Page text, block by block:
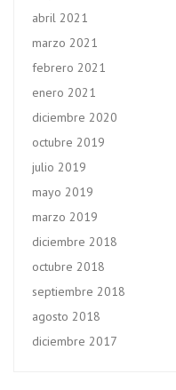
abril 2021
marzo 2021
febrero 2021
enero 2021
diciembre 2020
octubre 2019
julio 2019
mayo 2019
marzo 2019
diciembre 2018
octubre 2018
septiembre 2018
agosto 2018
diciembre 2017